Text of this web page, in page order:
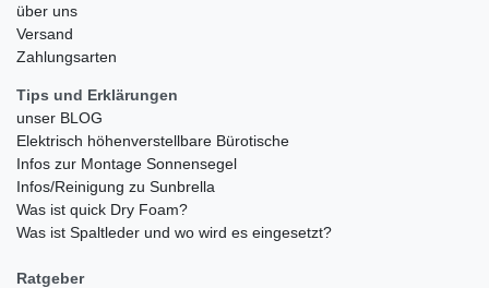
über uns
Versand
Zahlungsarten
Tips und Erklärungen
unser BLOG
Elektrisch höhenverstellbare Bürotische
Infos zur Montage Sonnensegel
Infos/Reinigung zu Sunbrella
Was ist quick Dry Foam?
Was ist Spaltleder und wo wird es eingesetzt?
Ratgeber